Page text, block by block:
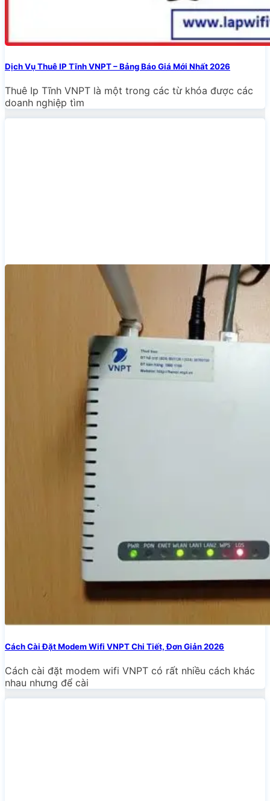
Dịch Vụ Thuê IP Tĩnh VNPT – Bảng Báo Giá Mới Nhất 2026
Thuê Ip Tĩnh VNPT là một trong các từ khóa được các
doanh nghiệp tìm
Cách Cài Đặt Modem Wifi VNPT Chi Tiết, Đơn Giản 2026
Cách cài đặt modem wifi VNPT có rất nhiều cách khác
nhau nhưng để cài